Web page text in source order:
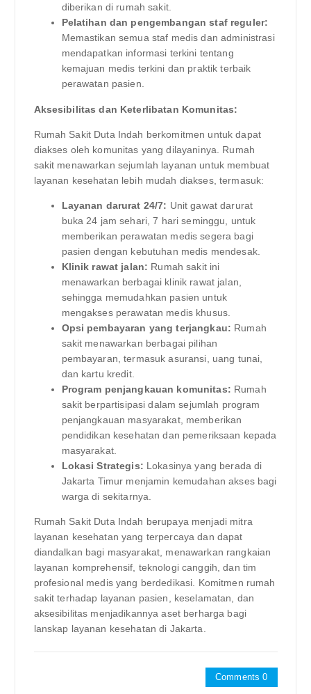
diberikan di rumah sakit.
Pelatihan dan pengembangan staf reguler:
Memastikan semua staf medis dan administrasi
mendapatkan informasi terkini tentang
kemajuan medis terkini dan praktik terbaik
perawatan pasien.
Aksesibilitas dan Keterlibatan Komunitas:
Rumah Sakit Duta Indah berkomitmen untuk dapat
diakses oleh komunitas yang dilayaninya. Rumah
sakit menawarkan sejumlah layanan untuk membuat
layanan kesehatan lebih mudah diakses, termasuk:
Layanan darurat 24/7: Unit gawat darurat
buka 24 jam sehari, 7 hari seminggu, untuk
memberikan perawatan medis segera bagi
pasien dengan kebutuhan medis mendesak.
Klinik rawat jalan: Rumah sakit ini
menawarkan berbagai klinik rawat jalan,
sehingga memudahkan pasien untuk
mengakses perawatan medis khusus.
Opsi pembayaran yang terjangkau: Rumah
sakit menawarkan berbagai pilihan
pembayaran, termasuk asuransi, uang tunai,
dan kartu kredit.
Program penjangkauan komunitas: Rumah
sakit berpartisipasi dalam sejumlah program
penjangkauan masyarakat, memberikan
pendidikan kesehatan dan pemeriksaan kepada
masyarakat.
Lokasi Strategis: Lokasinya yang berada di
Jakarta Timur menjamin kemudahan akses bagi
warga di sekitarnya.
Rumah Sakit Duta Indah berupaya menjadi mitra
layanan kesehatan yang terpercaya dan dapat
diandalkan bagi masyarakat, menawarkan rangkaian
layanan komprehensif, teknologi canggih, dan tim
profesional medis yang berdedikasi. Komitmen rumah
sakit terhadap layanan pasien, keselamatan, dan
aksesibilitas menjadikannya aset berharga bagi
lanskap layanan kesehatan di Jakarta.
Comments 0